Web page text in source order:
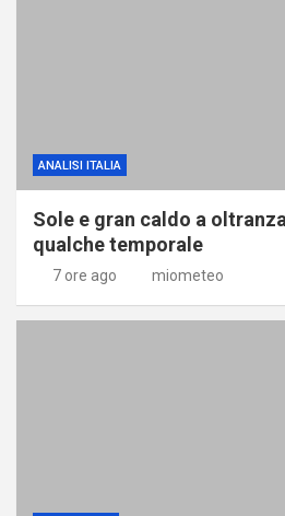
ANALISI ITALIA
Sole e gran caldo a
qualche temporale
7 ore ago miometeo